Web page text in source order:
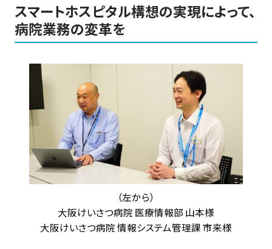
スマートホスピタル構想の実現によって、
病院業務の変革を
（左から）
大阪けいさつ病院 医療情報部 山本様
大阪けいさつ病院 情報システム管理課 市来様